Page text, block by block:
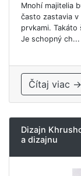
Mnohí majitelia
často zastavia
prvkami.
Je schopný ch...
Čítaj viac →
Dizajn
a dizajnu